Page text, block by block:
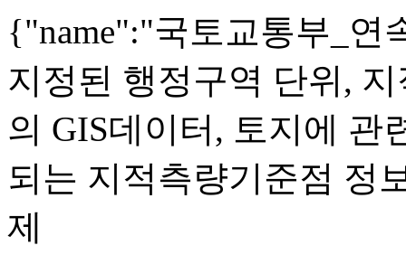
{"name":"국토교통부_연
지정된 행정구역 단위,
의 GIS데이터, 토지에 관
되는 지적측량기준점 정
제